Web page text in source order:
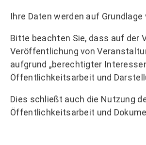
Ihre Daten werden auf
Bitte beachten Sie, dass auf der
Veröffentlichung von
aufgrund „berechtigter
Öffentlichkeitsarbeit und
Dies schließt auch die Nutzung
Öffentlichkeitsarbeit und